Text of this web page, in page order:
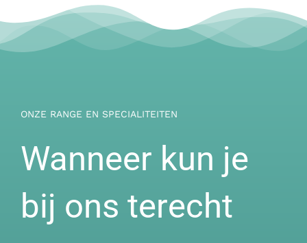
ONZE RANGE EN SPECIALITEITEN
Wanneer kun je
bij ons terecht